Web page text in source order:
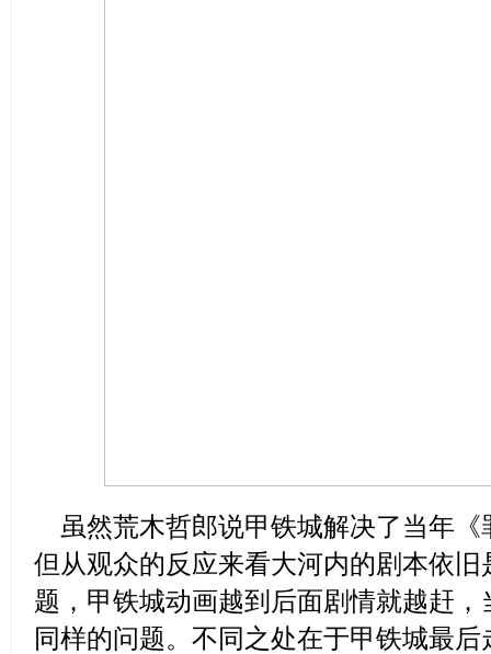
虽然荒木哲郎说甲铁城解决了当年《
但从观众的反应来看大河内的剧本依
题，甲铁城动画越到后面剧情就越赶
同样的问题。不同之处在于甲铁城最